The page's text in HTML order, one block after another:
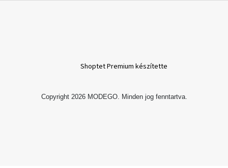
utalványok
Shoptet Premium készítette
Copyright 2026 MODEGO. Minden jog fenntartva.